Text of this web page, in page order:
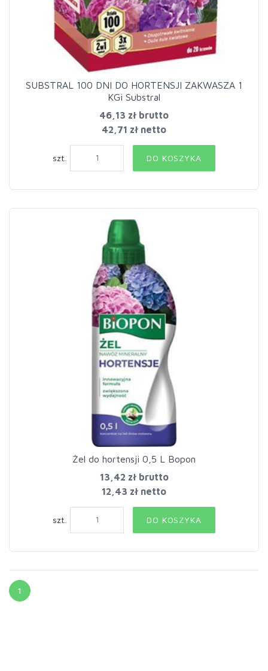
SUBSTRAL 100 DNI DO HORTENSJI ZAKWASZA 1
KGi Substral
46,13 zł brutto
42,71 zł netto
szt. DO KOSZYKA
Żel do hortensji 0,5 L Bopon
13,42 złbrutto
12,43 zł netto
szt. DO KOSZYKA
1